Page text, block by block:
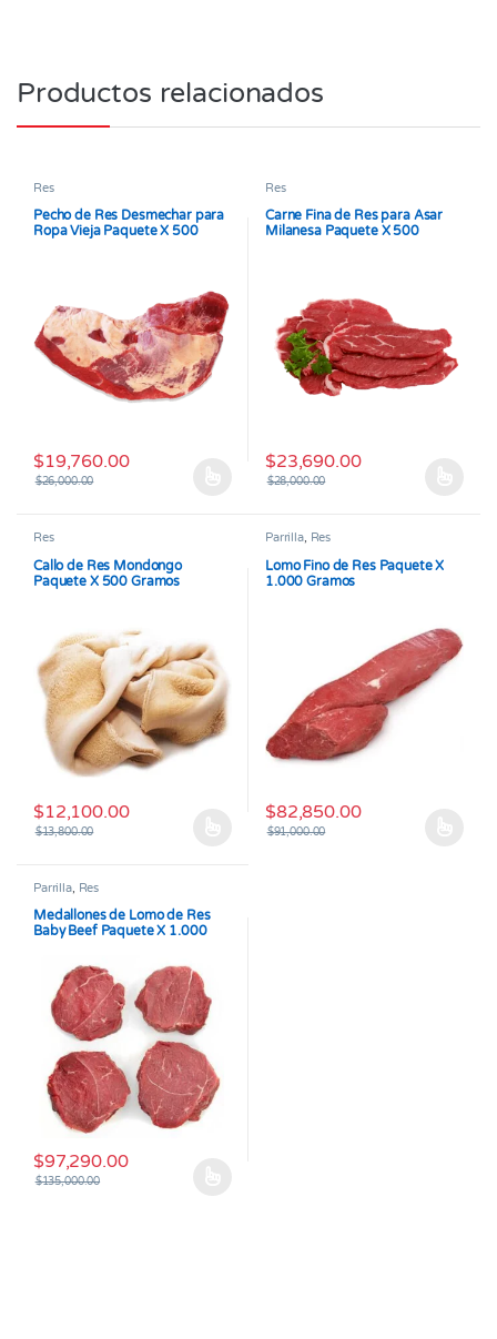
Productos relacionados
Res
Pecho de Res Desmechar para
Ropa Vieja Paquete X 500
$19,760.00
$26,000.00
Este producto tiene múltiples variantes. Las opciones se
Res
Carne Fina de Res para Asar
Milanesa Paquete X 500
$23,690.00
$28,000.00
Este producto tiene múltiples
Res
Callo de Res Mondongo
Paquete X 500 Gramos
$12,100.00
$13,800.00
Este producto tiene múltiples variantes. Las opciones se
Parrilla, Res
Lomo Fino de Res Paquete X
1.000 Gramos
$82,850.00
$91,000.00
Este producto tiene múltiples
Parrilla, Res
Medallones de Lomo de Res
Baby Beef Paquete X 1.000
$97,290.00
$135,000.00
Este producto tiene múltiples variantes. Las opciones se